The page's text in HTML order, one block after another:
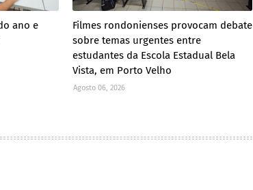
ano e
Filmes rondonienses provocam debate
sobre temas urgentes entre
estudantes da Escola Estadual Bela
Vista, em Porto Velho
Agosto 06, 2026